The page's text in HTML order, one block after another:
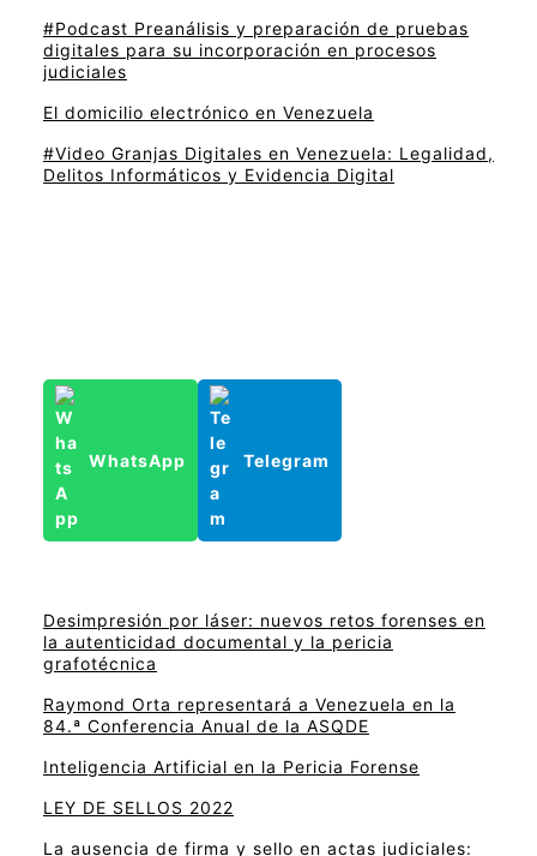
#Podcast Preanálisis y preparación de pruebas
digitales para su incorporación en procesos
judiciales
El domicilio electrónico en Venezuela
#Video Granjas Digitales en Venezuela: Legalidad,
Delitos Informáticos y Evidencia Digital
WhatsApp Telegram
Desimpresión por láser: nuevos retos forenses en
la autenticidad documental y la pericia
grafotécnica
Raymond Orta representará a Venezuela en la
84.ª Conferencia Anual de la ASQDE
Inteligencia Artificial en la Pericia Forense
LEY DE SELLOS 2022
La ausencia de firma y sello en actas judiciales: